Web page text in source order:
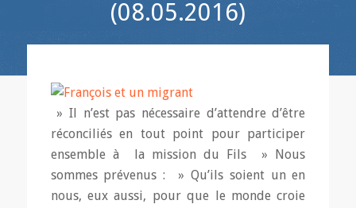
(08.05.2016)
» Il n’est pas nécessaire d’attendre d’être
réconciliés en tout point pour participer
ensemble à la mission du Fils » Nous
sommes prévenus : » Qu’ils soient un en
nous, eux aussi, pour que le monde croie